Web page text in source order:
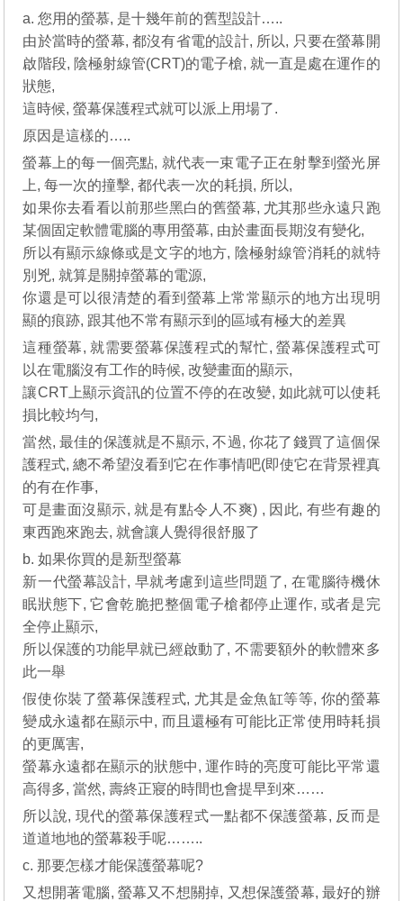
a. 您用的螢慕, 是十幾年前的舊型設計…..
由於當時的螢幕, 都沒有省電的設計, 所以, 只要在螢幕開
啟階段, 陰極射線管(CRT)的電子槍, 就一直是處在運作的
狀態,
這時候, 螢幕保護程式就可以派上用場了.
原因是這樣的…..
螢幕上的每一個亮點, 就代表一束電子正在射擊到螢光屏
上, 每一次的撞擊, 都代表一次的耗損, 所以,
如果你去看看以前那些黑白的舊螢幕, 尤其那些永遠只跑
某個固定軟體電腦的專用螢幕, 由於畫面長期沒有變化,
所以有顯示線條或是文字的地方, 陰極射線管消耗的就特
別兇, 就算是關掉螢幕的電源,
你還是可以很清楚的看到螢幕上常常顯示的地方出現明
顯的痕跡, 跟其他不常有顯示到的區域有極大的差異
這種螢幕, 就需要螢幕保護程式的幫忙, 螢幕保護程式可
以在電腦沒有工作的時候, 改變畫面的顯示,
讓CRT上顯示資訊的位置不停的在改變, 如此就可以使耗
損比較均勻,
當然, 最佳的保護就是不顯示, 不過, 你花了錢買了這個保
護程式, 總不希望沒看到它在作事情吧(即使它在背景裡真
的有在作事,
可是畫面沒顯示, 就是有點令人不爽) , 因此, 有些有趣的
東西跑來跑去, 就會讓人覺得很舒服了
b. 如果你買的是新型螢幕
新一代螢幕設計, 早就考慮到這些問題了, 在電腦待機休
眠狀態下, 它會乾脆把整個電子槍都停止運作, 或者是完
全停止顯示,
所以保護的功能早就已經啟動了, 不需要額外的軟體來多
此一舉
假使你裝了螢幕保護程式, 尤其是金魚缸等等, 你的螢幕
變成永遠都在顯示中, 而且還極有可能比正常使用時耗損
的更厲害,
螢幕永遠都在顯示的狀態中, 運作時的亮度可能比平常還
高得多, 當然, 壽終正寢的時間也會提早到來……
所以說, 現代的螢幕保護程式一點都不保護螢幕, 反而是
道道地地的螢幕殺手呢……..
c. 那要怎樣才能保護螢幕呢?
又想開著電腦, 螢幕又不想關掉, 又想保護螢幕, 最好的辦